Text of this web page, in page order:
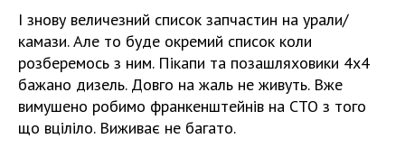
І знову величезний список запчастин на урали/
камази. Але то буде окремий список коли
розберемось з ним. Пікапи та позашляховики 4х4
бажано дизель. Довго на жаль не живуть. Вже
вимушено робимо франкенштейнів на СТО з того
що вціліло. Виживає не багато.